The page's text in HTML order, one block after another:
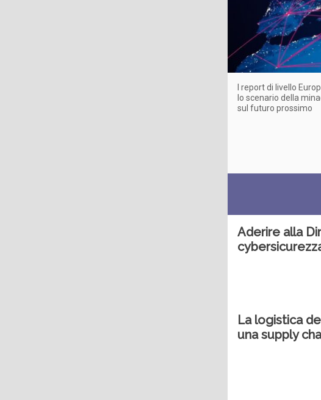
I report di livello
lo scenario della
sul futuro prossimo
Aderire alla
La logistica
una supply